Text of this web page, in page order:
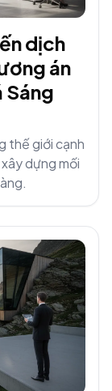
dịch
án
Sáng
thế giới cạnh
dựng mối